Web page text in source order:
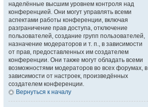
наделённые высшим уровнем контроля над
конференцией. Они могут управлять всеми
аспектами работы конференции, включая
разграничение прав доступа, отключение
пользователей, создание групп пользователей,
назначение модераторов и т. п., в зависимости
от прав, предоставленных им создателем
конференции. Они также могут обладать всеми
возможностями модераторов во всех форумах, в
зависимости от настроек, произведённых
создателем конференции.
Вернуться к началу